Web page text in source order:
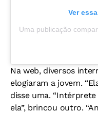
Ver
Na web, diversos
elogiaram a jovem.
disse uma.
ela”, brincou outro.